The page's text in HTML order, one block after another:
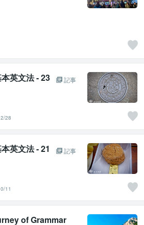
英文法 - 23
記事
28
英文法 - 21
記事
11
of Grammar